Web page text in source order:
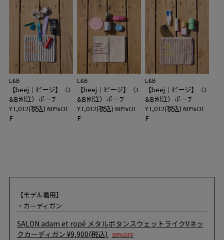
L&B
【beej｜ビージ】〈L
&B別注〉ポーチ
¥1,012(税込) 60%OF
F
L&B
【beej｜ビージ】〈L
&B別注〉ポーチ
¥1,012(税込) 60%OF
F
L&B
【beej｜ビージ】〈L
&B別注〉ポーチ
¥1,012(税込) 60%OF
F
【モデル着用】
・カーディガン
SALON adam et ropé メタルボタンスウェットライクVネッ
クカーディガン ¥9,900(税込) 50%OFF